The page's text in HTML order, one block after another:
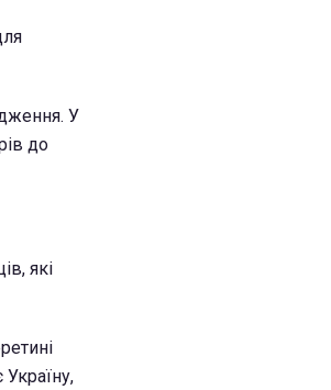
У
до
які